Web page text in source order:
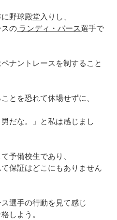
野球殿堂入りし、
のランディ・バース選手で
ナントレースを制すること
とを恐れて休場せずに、
だな。」と私は感じまし
予備校生であり、
保証はどこにもありません
選手の行動を見て感じ
しよう。